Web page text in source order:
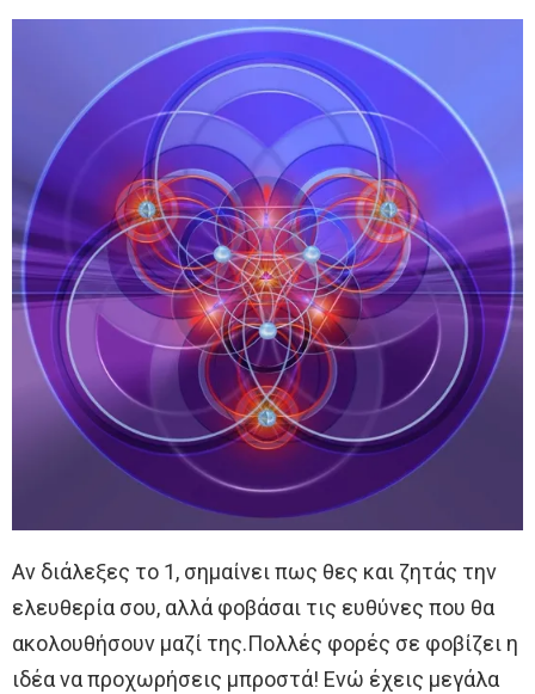
Αν διάλεξες το 1, σημαίνει πως θες και ζητάς την
ελευθερία σου, αλλά φοβάσαι τις ευθύνες που θα
ακολουθήσουν μαζί της.Πολλές φορές σε φοβίζει η
ιδέα να προχωρήσεις μπροστά! Ενώ έχεις μεγάλα